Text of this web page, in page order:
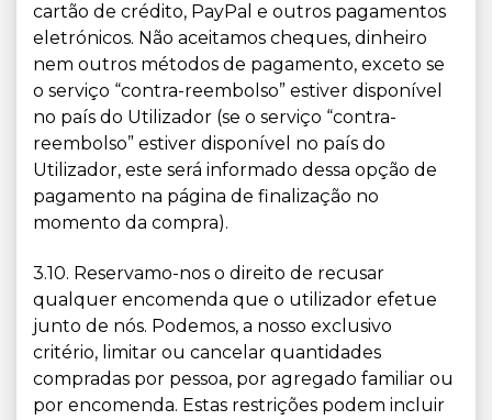
cartão de crédito, PayPal e outros pagamentos
eletrónicos. Não aceitamos cheques, dinheiro
nem outros métodos de pagamento, exceto se
o serviço “contra-reembolso” estiver disponível
no país do Utilizador (se o serviço “contra-
reembolso” estiver disponível no país do
Utilizador, este será informado dessa opção de
pagamento na página de finalização no
momento da compra).
3.10. Reservamo-nos o direito de recusar
qualquer encomenda que o utilizador efetue
junto de nós. Podemos, a nosso exclusivo
critério, limitar ou cancelar quantidades
compradas por pessoa, por agregado familiar ou
por encomenda. Estas restrições podem incluir